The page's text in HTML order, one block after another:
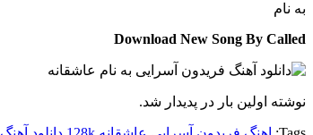
به نام
Download New Song By Called
نوشته اولین بار در پدیدار شد.